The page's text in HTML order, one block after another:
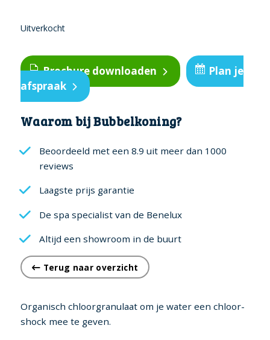
Uitverkocht
Brochure downloaden
Plan je
afspraak
Waarom bij Bubbelkoning?
Beoordeeld met een 8.9 uit meer dan 1000
reviews
Laagste prijs garantie
De spa specialist van de Benelux
Altijd een showroom in de buurt
Terug naar overzicht
Organisch chloorgranulaat om je water een chloor-
shock mee te geven.